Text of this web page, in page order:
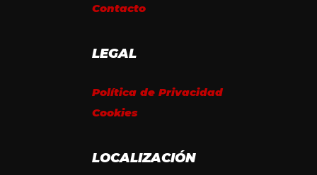
Contacto
LEGAL
Política de Privacidad
Cookies
LOCALIZACIÓN